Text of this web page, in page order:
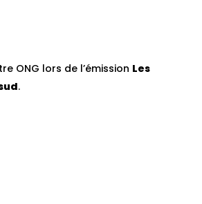
ONG lors de l’émission Les
.